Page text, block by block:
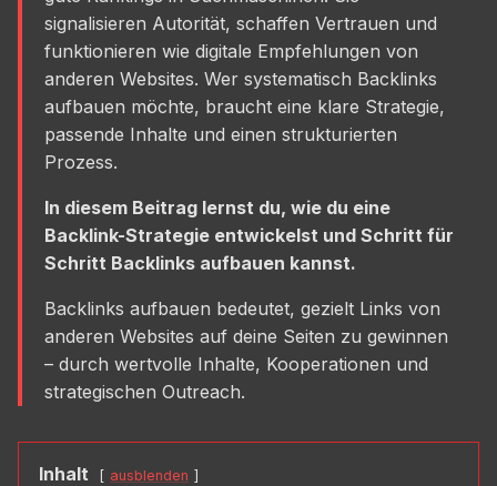
signalisieren Autorität, schaffen Vertrauen und
funktionieren wie digitale Empfehlungen von
anderen Websites. Wer systematisch Backlinks
aufbauen möchte, braucht eine klare Strategie,
passende Inhalte und einen strukturierten
Prozess.
In diesem Beitrag lernst du, wie du eine
Backlink-Strategie entwickelst und Schritt für
Schritt Backlinks aufbauen kannst.
Backlinks aufbauen bedeutet, gezielt Links von
anderen Websites auf deine Seiten zu gewinnen
– durch wertvolle Inhalte, Kooperationen und
strategischen Outreach.
Inhalt ausblenden